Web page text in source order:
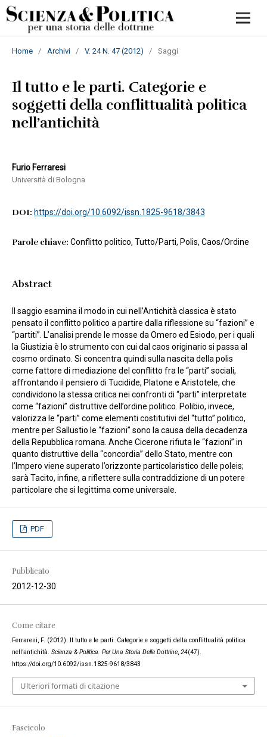
Home / Archivi / V. 24 N. 47 (2012) / Saggi
Il tutto e le parti. Categorie e
soggetti della conflittualità politica
nell’antichità
Furio Ferraresi
Università di Bologna
DOI: https://doi.org/10.6092/issn.1825-9618/3843
Parole chiave: Conflitto politico, Tutto/Parti, Polis, Caos/Ordine
Abstract
Il saggio esamina il modo in cui nell’Antichità classica è stato
pensato il conflitto politico a partire dalla riflessione su “fazioni” e
“partiti”. L’analisi prende le mosse da Omero ed Esiodo, per i quali
la Giustizia è lo strumento con cui dal caos originario si passa al
cosmo ordinato. Si concentra quindi sulla nascita della polis
come fattore di mediazione del conflitto fra le “parti” sociali,
affrontando il pensiero di Tucidide, Platone e Aristotele, che
condividono la stessa critica nei confronti di “parti” interpretate
come “fazioni” distruttive dell’ordine politico. Polibio, invece,
valorizza le “parti” come elementi costitutivi del “tutto” politico,
mentre per Sallustio le “fazioni” sono la causa della decadenza
della Repubblica romana. Anche Cicerone rifiuta le “fazioni” in
quanto distruttive della “concordia” dello Stato, mentre con
l’Impero viene superato l’orizzonte particolaristico delle poleis;
sarà Tacito, infine, a riflettere sulla contraddizione di un potere
particolare che si legittima come universale.
PDF
Pubblicato
2012-12-30
Come citare
Ferraresi, F. (2012). Il tutto e le parti. Categorie e soggetti della conflittualità politica
nell’antichità. Scienza & Politica. Per Una Storia Delle Dottrine, 24(47).
https://doi.org/10.6092/issn.1825-9618/3843
Ulteriori formati di citazione
Fascicolo